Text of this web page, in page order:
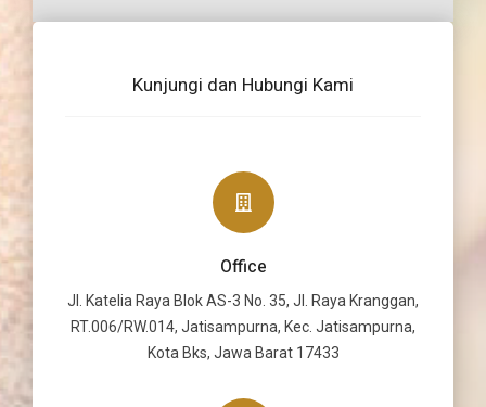
Kunjungi dan Hubungi Kami
Office
Jl. Katelia Raya Blok AS-3 No. 35, Jl. Raya Kranggan,
RT.006/RW.014, Jatisampurna, Kec. Jatisampurna,
Kota Bks, Jawa Barat 17433